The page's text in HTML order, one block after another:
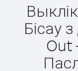
Бісау
Out